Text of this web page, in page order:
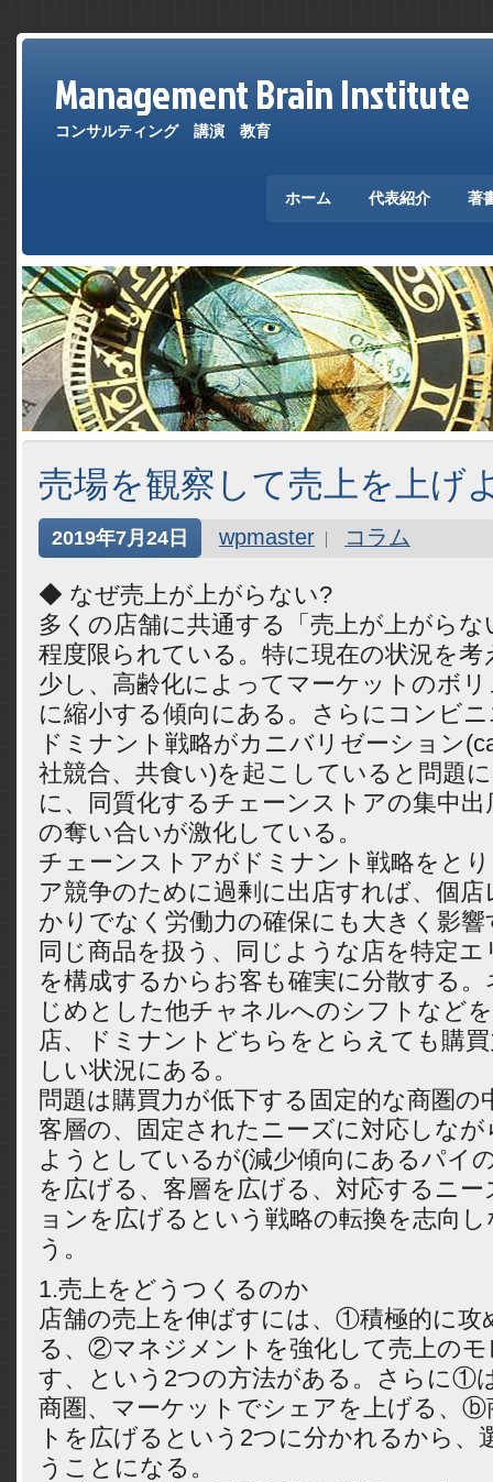
Management Brain Institute
コンサルティング 講演 教育
ホーム 代表紹介 著
売場を観察して売上を上げ
2019年7月24日 wpmaster コラム
◆ なぜ売上が上がらない?
多くの店舗に共通する「売上が上がら
程度限られている。特に現在の状況を考
少し、高齢化によってマーケットのボ
に縮小する傾向にある。さらにコンビ
ドミナント戦略がカニバリゼーション
社競合、共食い)を起こしていると問題
に、同質化するチェーンストアの集中
の奪い合いが激化している。
チェーンストアがドミナント戦略をと
ア競争のために過剰に出店すれば、個
かりでなく労働力の確保にも大きく影響
同じ商品を扱う、同じような店を特定
を構成するからお客も確実に分散する
じめとした他チャネルへのシフトなど
店、ドミナントどちらをとらえても購
しい状況にある。
問題は購買力が低下する固定的な商圏の
客層の、固定されたニーズに対応しな
ようとしているが(減少傾向にあるパイ
を広げる、客層を広げる、対応するニ
ョンを広げるという戦略の転換を志向
う。
1.売上をどうつくるのか
店舗の売上を伸ばすには、①積極的に攻
る、②マネジメントを強化して売上の
す、という2つの方法がある。さらに①
商圏、マーケットでシェアを上げる、ⓑ
トを広げるという2つに分かれるから、
うことになる。